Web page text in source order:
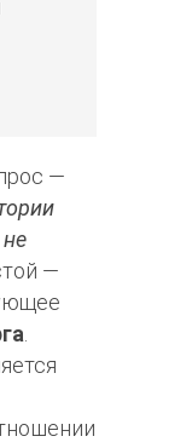
—
—